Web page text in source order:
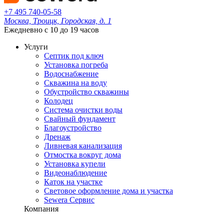
+7 495 740-05-58
Москва, Троицк, Городская, д. 1
Ежедневно с 10 до 19 часов
Услуги
Септик под ключ
Установка погреба
Водоснабжение
Скважина на воду
Обустройство скважины
Колодец
Система очистки воды
Свайный фундамент
Благоустройство
Дренаж
Ливневая канализация
Отмостка вокруг дома
Установка купели
Видеонаблюдение
Каток на участке
Световое оформление дома и участка
Sewera Сервис
Компания